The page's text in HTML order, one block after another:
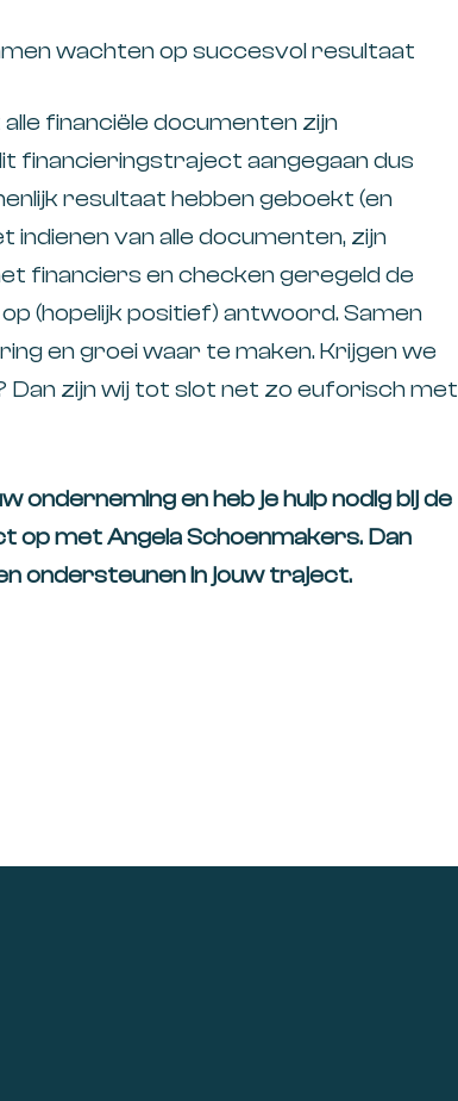
wachten op succesvol resultaat
financiële documenten zijn
financieringstraject aangegaan dus
resultaat hebben geboekt (en
indienen van alle documenten, zijn
financiers en checken geregeld de
(hopelijk positief) antwoord. Samen
en groei waar te maken. Krijgen we
Dan zijn wij tot slot net zo euforisch met
onderneming en heb je hulp nodig bij de
op metAngela Schoenmakers. Dan
ondersteunen in jouw traject.